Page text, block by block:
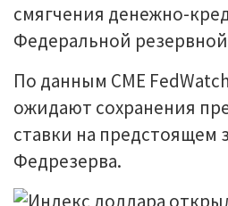
смягчения денежно-
Федеральной
По данным CME
ожидают сохранения
ставки на предстоящем
Федрезерва.